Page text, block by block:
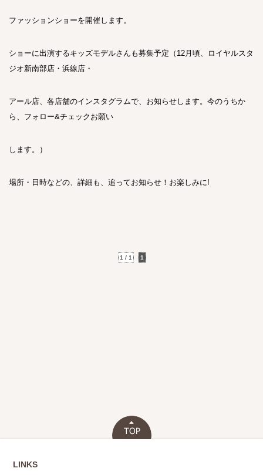
ファッションショーを開催します。
ショーに出演するキッズモデルさんも募集予定（12月頃、ロイヤルスタ
ジオ新南部店・浜線店・
アール店、各店舗のインスタグラムで、お知らせします。今のうちか
ら、フォロー&チェックお願い
します。）
場所・日時などの、詳細も、追ってお知らせ！お楽しみに!
1 / 1 1
LINKS